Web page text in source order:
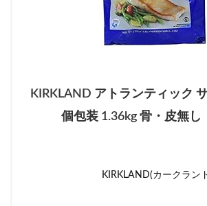
KIRKLAND アトランティック
個包装 1.36kg 骨・皮無し
KIRKLAND(カークラン